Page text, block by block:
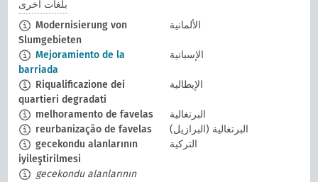
بلغات أخرى
Modernisierung von
Slumgebieten
الألمانية
Mejoramiento de la
barriada
الإسبانية
Riqualificazione dei
quartieri degradati
الإيطالية
melhoramento de favelas
البرتغالية
reurbanização de favelas
البرتغالية (البرازيل)
gecekondu alanlarının
iyileştirilmesi
التركية
gecekondu alanlarının